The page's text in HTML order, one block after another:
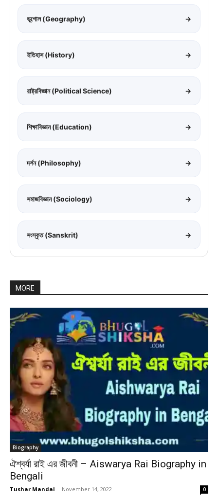
ভূগোল (Geography) →
ইতিহাস (History) →
রাষ্ট্রবিজ্ঞান (Political Science) →
শিক্ষাবিজ্ঞান (Education) →
দর্শন (Philosophy) →
সমাজবিজ্ঞান (Sociology) →
সংস্কৃত (Sanskrit) →
MORE
Biography
ঐশ্বর্যা রাই এর জীবনী – Aiswarya Rai Biography in
Bengali
Tushar Mandal - November 14, 2022 0